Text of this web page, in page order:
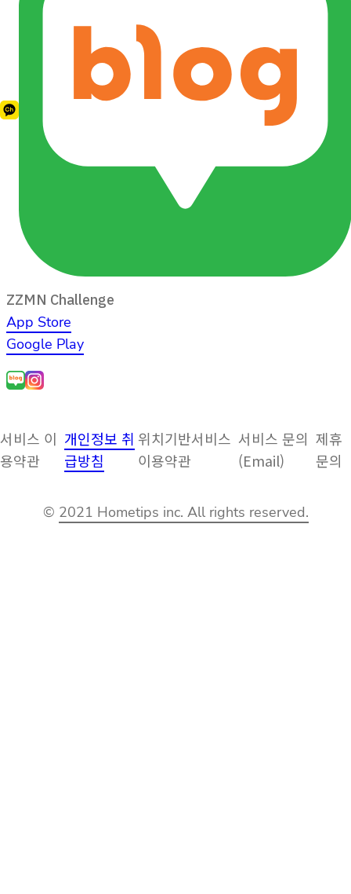
ZZMN Challenge
App Store
Google Play
서비스 이
용약관
개인정보 취
급방침
위치기반서비스
이용약관
서비스 문의
(Email)
제휴
문의
© 2021 Hometips inc. All rights reserved.